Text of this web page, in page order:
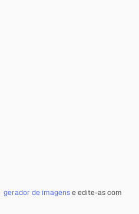
gerador de imagense edite-as com